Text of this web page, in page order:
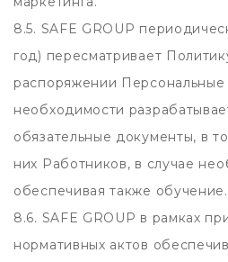
8.5. SAFE GROUP
год) пересматривает
распоряжении Персональные
необходимости
обязательные документы, в
них Работников, в случае
обеспечивая также обучение.
8.6. SAFE GROUP в рамках
нормативных актов